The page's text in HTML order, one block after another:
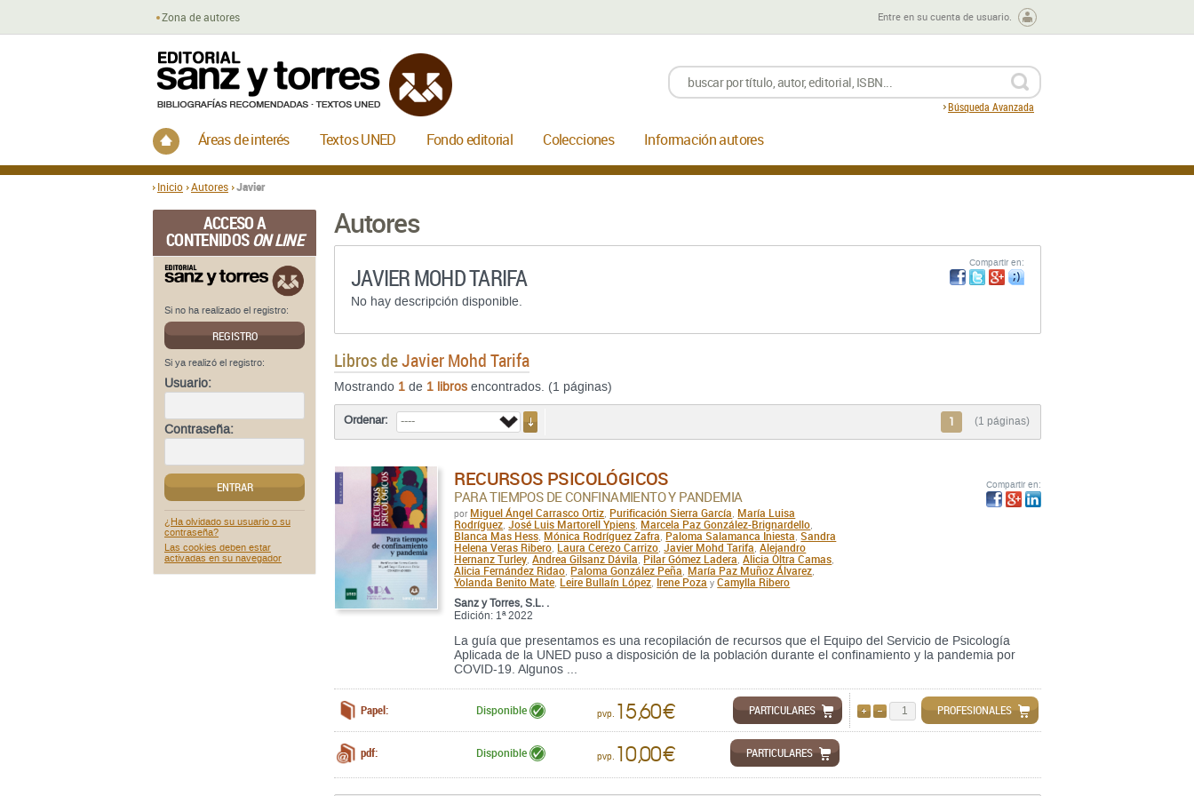
Inicio Autores Javier
Entre en su cuenta de usuario.
Búsqueda Avanzada
Inicio
Áreas de interés Textos UNED Fondo editorial Colecciones Información autores
Zona de autores
ACCESO A
CONTENIDOSON LINE
Si no ha realizado el registro:
REGISTRO
Si ya realizó el registro:
Usuario:
Contraseña:
ENTRAR
¿Ha olvidado su usuario o su
contraseña?
Las cookies deben estar
activadas en su navegador
Autores
JAVIER MOHD TARIFA
Compartir en:
No hay descripción disponible.
Libros deJavier Mohd Tarifa
Mostrando 1 de 1 libros encontrados. (1 páginas)
Ordenar: 1 (1 páginas)
RECURSOS PSICOLÓGICOS
PARA TIEMPOS DE CONFINAMIENTO Y PANDEMIA
por Miguel Ángel Carrasco Ortiz Purificación Sierra García María Luisa
Rodríguez José Luis Martorell Ypiens Marcela Paz González-Brignardello
Blanca Mas Hess Mónica Rodríguez Zafra Paloma Salamanca Iniesta ,Sandra
Helena Veras Ribero Laura Cerezo Carrizo Javier Mohd Tarifa Alejandro
Hernanz Turley Andrea Gilsanz Dávila Pilar Gómez Ladera Alicia Oltra Camas
Alicia Fernández Ridao Paloma González Peña María Paz Muñoz Álvarez
Yolanda Benito Mate Leire Bullaín López Irene Poza yCamylla Ribero
Sanz y Torres, S.L. .
Edición: 1ª 2022
La guía que presentamos es una recopilación de recursos que el Equipo del Servicio de Psicología
Aplicada de la UNED puso a disposición de la población durante el confinamiento y la pandemia por
COVID-19. Algunos ...
Compartir en:
Papel: Disponible pvp. 15,60 € AÑADIRQUITAR
PROFESIONALES
PARTICULARES
pdf: Disponible pvp. 10,00 € PARTICULARES